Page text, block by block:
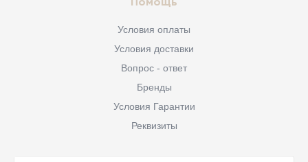
Помощь
Условия оплаты
Условия доставки
Вопрос - ответ
Бренды
Условия Гарантии
Реквизиты